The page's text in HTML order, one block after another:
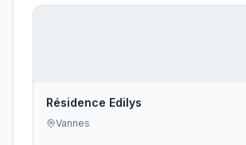
Résidence Edilys
Vannes